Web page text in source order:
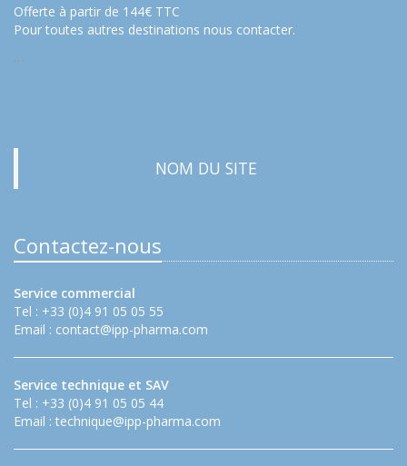
Offerte à partir de 144€ TTC
Pour toutes autres destinations nous contacter.
…
NOM DU SITE
Contactez-nous
Service commercial
Tel : +33 (0)4 91 05 05 55
Email : contact@ipp-pharma.com
Service technique et SAV
Tel : +33 (0)4 91 05 05 44
Email : technique@ipp-pharma.com